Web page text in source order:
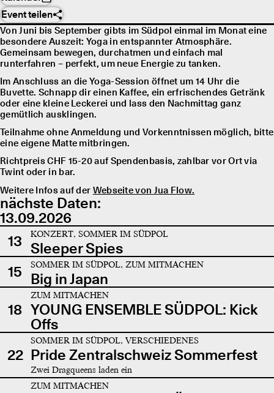
Event teilen
Von Juni bis September gibts im Südpol einmal im Monat eine
besondere Auszeit: Yoga in entspannter Atmosphäre.
Gemeinsam bewegen, durchatmen und einfach mal
runterfahren – perfekt, um neue Energie zu tanken.
Im Anschluss an die Yoga-Session öffnet um 14 Uhr die
Buvette. Schnapp dir einen Kaffee, ein erfrischendes Getränk
oder eine kleine Leckerei und lass den Nachmittag ganz
gemütlich ausklingen.
Teilnahme ohne Anmeldung und Vorkenntnissen möglich, bitte
eine eigene Matte mitbringen.
Richtpreis CHF 15-20 auf Spendenbasis, zahlbar vor Ort via
Twint oder in bar.
Weitere Infos auf der Webseite von Jua Flow.
nächste Daten:
13.09.2026
13
KONZERT, SOMMER IM SÜDPOL
Sleeper Spies
15
SOMMER IM SÜDPOL, ZUM MITMACHEN
Big in Japan
18
ZUM MITMACHEN
YOUNG ENSEMBLE SÜDPOL: Kick
Offs
22
SOMMER IM SÜDPOL, VERSCHIEDENES
Pride Zentralschweiz Sommerfest
Zwei Dragqueens laden ein
ZUM MITMACHEN